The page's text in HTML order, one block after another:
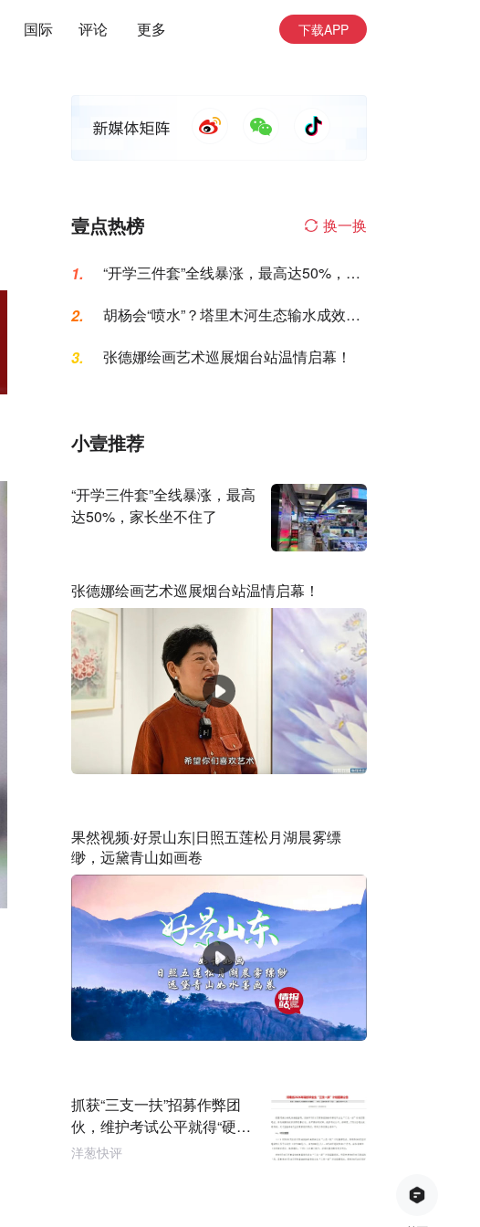
国际 评论 更多 下载APP
壹点热榜 换一换
1.
“开学三件套”全线暴涨，最高达50%，家
2.
胡杨会“喷水”？塔里木河生态输水成效，
3.
张德娜绘画艺术巡展烟台站温情启幕！
小壹推荐
“开学三件套”全线暴涨，最高
达50%，家长坐不住了
张德娜绘画艺术巡展烟台站温情启幕！
果然视频·好景山东|日照五莲松月湖晨雾缥
缈，远黛青山如画卷
抓获“三支一扶”招募作弊团
伙，维护考试公平就得“硬碰
硬”
洋葱快评